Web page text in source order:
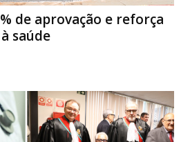
de aprovação e reforça
saúde